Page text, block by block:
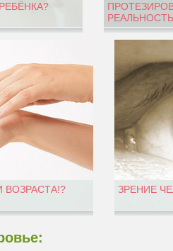
ВОЗРАСТА!?
ЗРЕНИЕ